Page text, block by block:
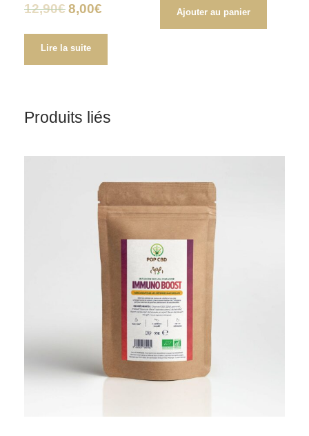
12,90€8,00€
Lire la suite
Ajouter au panier
Produits liés